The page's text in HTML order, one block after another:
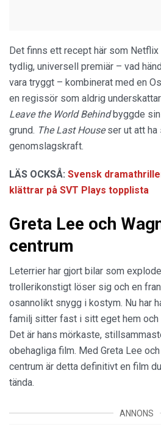
Det finns ett recept här som Netflix
tydlig, universell premiär – vad
vara tryggt – kombinerat med en
en regissör som aldrig
Leave the World Behindbyggde sin
grund. The Last Houseser ut att
genomslagskraft.
LÄS OCKSÅ: Svensk
klättrar på SVT Plays topplista
Greta Lee och
centrum
Leterrier har gjort bilar som
trollerikonstigt löser sig och en
osannolikt snygg i kostym. Nu har
familj sitter fast i sitt eget hem och
Det är hans mörkaste,
obehagliga film. Med Greta Lee
centrum är detta definitivt en film
tända.
ANNONS